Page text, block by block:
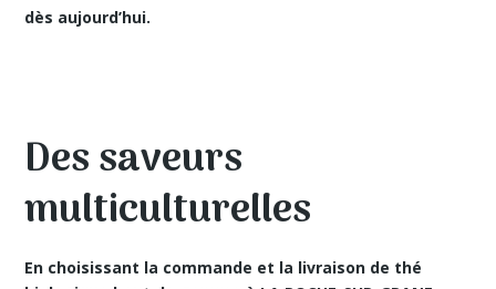
dès aujourd’hui.
Des saveurs
multiculturelles
En choisissant la commande et la livraison de thé